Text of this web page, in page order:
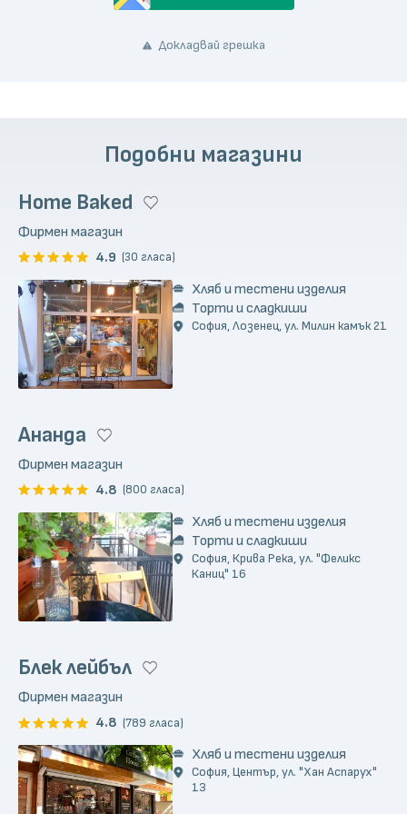
Докладвай грешка
Подобни магазини
Home Baked
Фирмен магазин
4.9 (30 гласа)
Хляб и тестени изделия
Торти и сладкиши
София, Лозенец, ул. Милин камък 21
Ананда
Фирмен магазин
4.8 (800 гласа)
Хляб и тестени изделия
Торти и сладкиши
София, Крива Река, ул. "Феликс
Каниц" 16
Блек лейбъл
Фирмен магазин
4.8 (789 гласа)
Хляб и тестени изделия
София, Център, ул. "Хан Аспарух"
13